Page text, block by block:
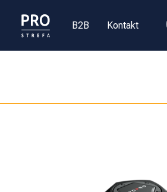
B2B Kontakt